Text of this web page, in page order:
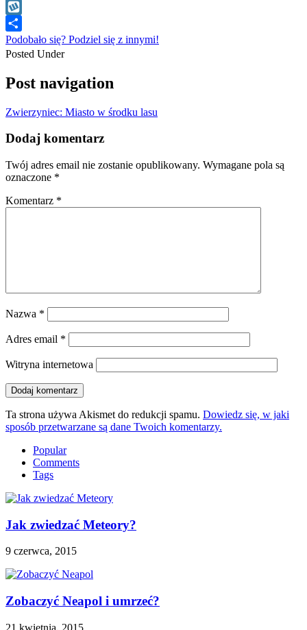
WhatsApp
Wykop
Podobało się? Podziel się z innymi!
Posted Under
Post navigation
Zwierzyniec: Miasto w środku lasu
Dodaj komentarz
Twój adres email nie zostanie opublikowany. Wymagane pola są
oznaczone *
Komentarz *
Nazwa *
Adres email *
Witryna internetowa
Ta strona używa Akismet do redukcji spamu. Dowiedz się, w jaki
sposób przetwarzane są dane Twoich komentarzy.
Popular
Comments
Tags
Jak zwiedzać Meteory?
9 czerwca, 2015
Zobaczyć Neapol i umrzeć?
21 kwietnia, 2015